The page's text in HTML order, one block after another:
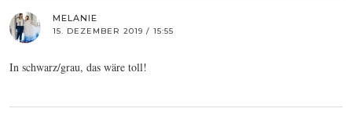
MELANIE
15. DEZEMBER 2019 / 15:55
In schwarz/grau, das wäre toll!